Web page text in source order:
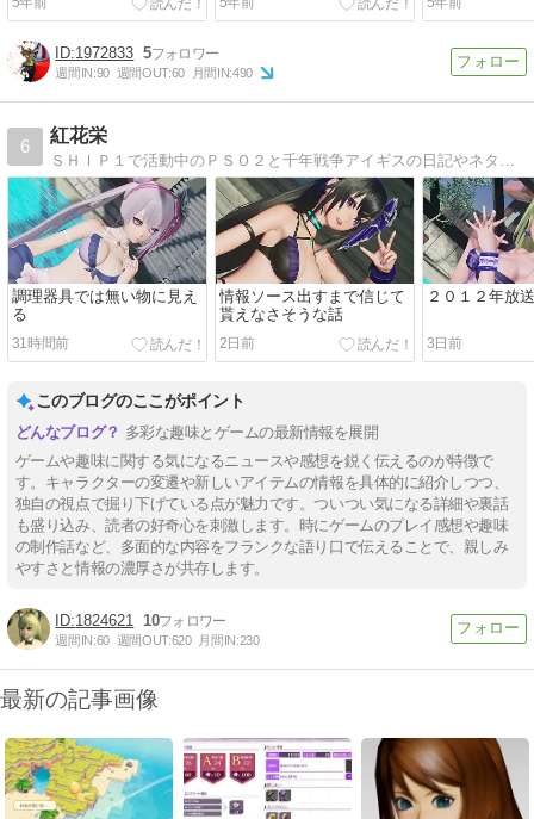
1972833 5
週間IN:90 週間OUT:60 月間IN:490
6
紅花栄
ＳＨＩＰ１で活動中のＰＳＯ２と千年戦争アイギスの日記やネタ、動画を投稿しています。
調理器具では無い物に見え
る
31時間前
情報ソース出すまで信じて
貰えなさそうな話
2日前
２０１２年放
3日前
このブログのここがポイント
多彩な趣味とゲームの最新情報を展開
ゲームや趣味に関する気になるニュースや感想を鋭く伝えるのが特徴で
す。キャラクターの変遷や新しいアイテムの情報を具体的に紹介しつつ、
独自の視点で掘り下げている点が魅力です。ついつい気になる詳細や裏話
も盛り込み、読者の好奇心を刺激します。時にゲームのプレイ感想や趣味
の制作話など、多面的な内容をフランクな語り口で伝えることで、親しみ
やすさと情報の濃厚さが共存します。
1824621 10
週間IN:60 週間OUT:620 月間IN:230
最新の記事画像